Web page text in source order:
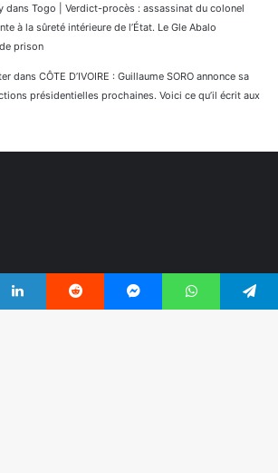
dans Togo | Verdict-procès : assassinat du colonel
à la sûreté intérieure de l’État. Le Gle Abalo
prison
dans CÔTE D’IVOIRE : Guillaume SORO annonce sa
présidentielles prochaines. Voici ce qu’il écrit aux
Reddit Messenger WhatsApp Telegram